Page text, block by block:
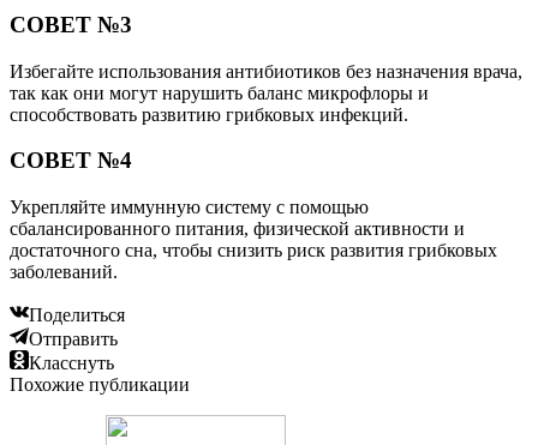
СОВЕТ №3
Избегайте использования антибиотиков без назначения врача,
так как они могут нарушить баланс микрофлоры и
способствовать развитию грибковых инфекций.
СОВЕТ №4
Укрепляйте иммунную систему с помощью
сбалансированного питания, физической активности и
достаточного сна, чтобы снизить риск развития грибковых
заболеваний.
Поделиться
Отправить
Класснуть
Похожие публикации